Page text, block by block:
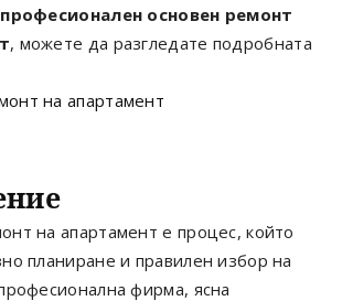
професионален основен ремонт
, можете да разгледате подробната
на апартамент
на апартамент е процес, който
планиране и правилен избор на
фирма, ясна